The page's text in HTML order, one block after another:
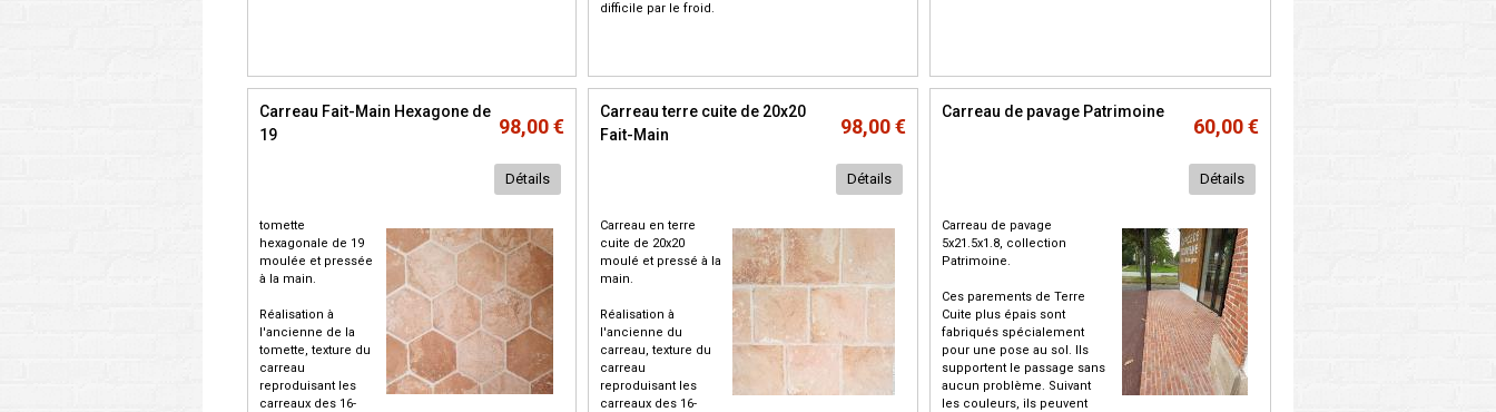
difficile par le froid.
Carreau Fait-Main Hexagone de
19
98,00 €
Détails
tomette
hexagonale de 19
moulée et pressée
à la main.
Réalisation à
l'ancienne de la
tomette, texture du
carreau
reproduisant les
carreaux des 16-
Carreau terre cuite de 20x20
Fait-Main
98,00 €
Détails
Carreau en terre
cuite de 20x20
moulé et pressé à la
main.
Réalisation à
l'ancienne du
carreau, texture du
carreau
reproduisant les
carreaux des 16-
Carreau de pavage Patrimoine
60,00 €
Détails
Carreau de pavage
5x21.5x1.8, collection
Patrimoine.
Ces parements de Terre
Cuite plus épais sont
fabriqués spécialement
pour une pose au sol. Ils
supportent le passage sans
aucun problème. Suivant
les couleurs, ils peuvent